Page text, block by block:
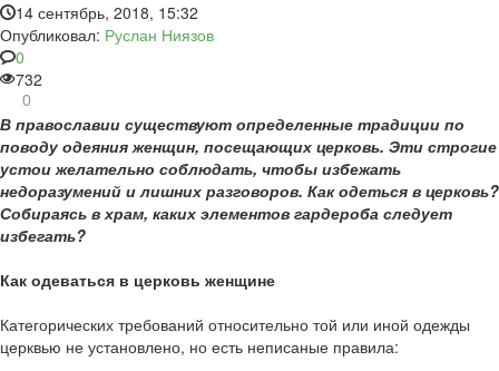
14 сентябрь, 2018, 15:32
Опубликовал: Руслан Ниязов
0
732
0
В православии существуют определенные традиции по
поводу одеяния женщин, посещающих церковь. Эти строгие
устои желательно соблюдать, чтобы избежать
недоразумений и лишних разговоров. Как одеться в церковь?
Собираясь в храм, каких элементов гардероба следует
избегать?
Как одеваться в церковь женщине
Категорических требований относительно той или иной одежды
церквью не установлено, но есть неписаные правила: